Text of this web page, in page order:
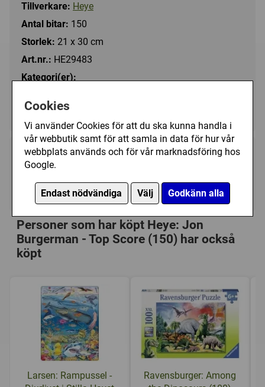
Cookies
Vi använder Cookies för att du ska kunna handla i
vår webbutik samt för att samla in data för hur vår
webbplats används och för vår marknadsföring hos
Google.
Endast nödvändiga Välj Godkänn alla
Tillverkare: Heye
Antal bitar: 150
Storlek: 21 x 30 cm
Art.nr.: HE29483
Kategori(er):
Tecknat/Jon Burgerman
79 kr
Ej tillgänglig
Personer som har köpt Heye: Jon
Burgerman - Top Score (150) har också
köpt
Larsen: Rampussel -
Ravensburger: Among